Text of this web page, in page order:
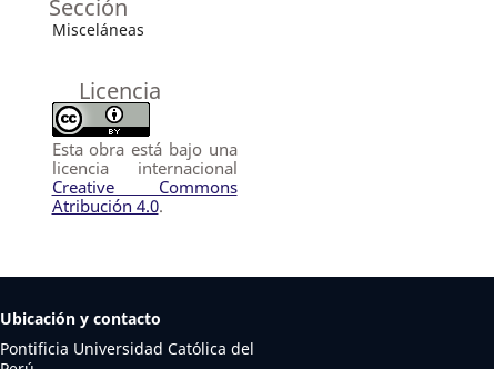
Sección
Misceláneas
Licencia
Esta obra está bajo una
licencia internacional
Creative Commons
Atribución 4.0.
Ubicación y contacto
Pontificia Universidad Católica del